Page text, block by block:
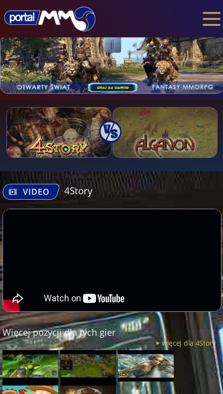
VIDEO 4Story
Więcej pozycji dla tych gier
więcej dla 4Story